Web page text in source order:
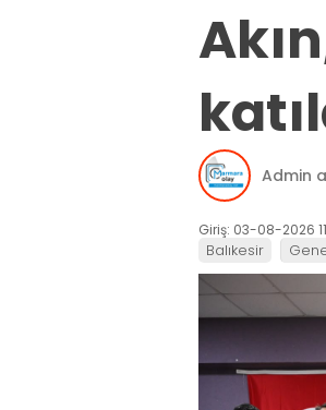
Admin
Giriş: 03-08-2026
Balıkesir